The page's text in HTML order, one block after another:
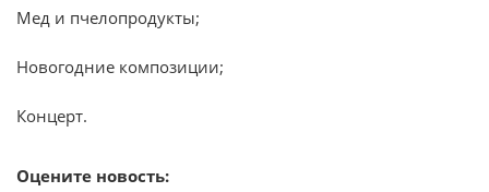
Мед и пчелопродукты;
Новогодние композиции;
Концерт.
Оцените новость: